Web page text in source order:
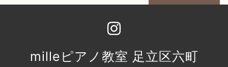
milleピアノ教室 足立区六町